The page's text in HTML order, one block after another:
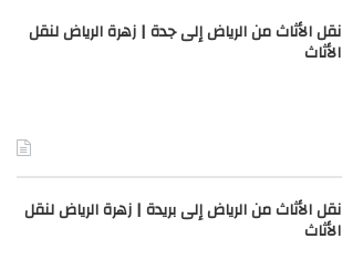
نقل الأثاث من الرياض إلى جدة | زهرة الرياض لنقل
الأثاث
نقل الأثاث من الرياض إلى بريدة | زهرة الرياض لنقل
الأثاث